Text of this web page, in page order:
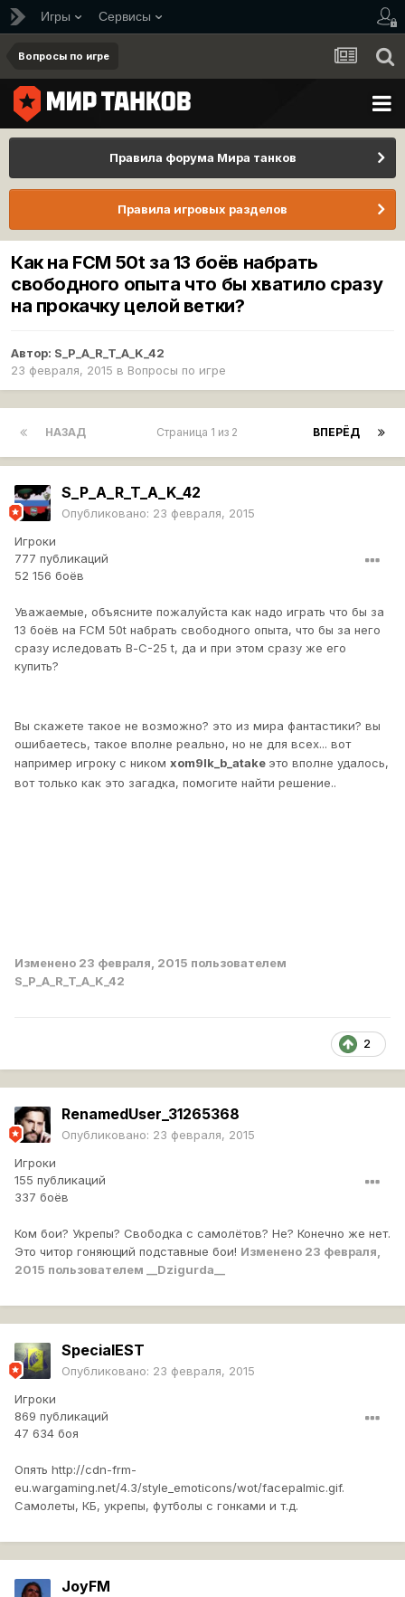
Игры Сервисы
Вопросы по игре
Правила форума Мира танков
Правила игровых разделов
Как на FCM 50t за 13 боёв набрать
свободного опыта что бы хватило сразу
на прокачку целой ветки?
Автор: S_P_A_R_T_A_K_42
23 февраля, 2015 в Вопросы по игре
НАЗАД ВПЕРЁД
Страница 1 из 2
S_P_A_R_T_A_K_42
Опубликовано: 23 февраля, 2015
Игроки
777 публикаций
52 156 боёв
Уважаемые, объясните пожалуйста как надо играть что бы за
13 боёв на FCM 50t набрать свободного опыта, что бы за него
сразу иследовать В-С-25 t, да и при этом сразу же его
купить?
Вы скажете такое не возможно? это из мира фантастики? вы
ошибаетесь, такое вполне реально, но не для всех... вот
например игроку с ником xom9lk_b_atake это вполне удалось,
вот только как это загадка, помогите найти решение..
Изменено 23 февраля, 2015 пользователем
S_P_A_R_T_A_K_42
2
RenamedUser_31265368
Опубликовано: 23 февраля, 2015
Игроки
155 публикаций
337 боёв
Ком бои? Укрепы? Свободка с самолётов? Не? Конечно же нет.
Это читор гоняющий подставные бои! Изменено 23 февраля,
2015 пользователем __Dzigurda__
SpecialEST
Опубликовано: 23 февраля, 2015
Игроки
869 публикаций
47 634 боя
Опять http://cdn-frm-
eu.wargaming.net/4.3/style_emoticons/wot/facepalmic.gif.
Самолеты, КБ, укрепы, футболы с гонками и т.д.
JoyFM